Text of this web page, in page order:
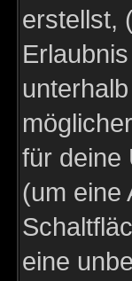
erstellst,
für deine
(um eine
eine